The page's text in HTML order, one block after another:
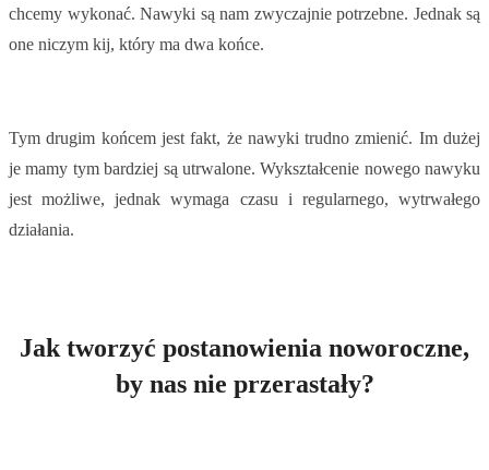
chcemy wykonać. Nawyki są nam zwyczajnie potrzebne. Jednak są
one niczym kij, który ma dwa końce.
Tym drugim końcem jest fakt, że nawyki trudno zmienić. Im dużej
je mamy tym bardziej są utrwalone. Wykształcenie nowego nawyku
jest możliwe, jednak wymaga czasu i regularnego, wytrwałego
działania.
Jak tworzyć postanowienia noworoczne,
by nas nie przerastały?